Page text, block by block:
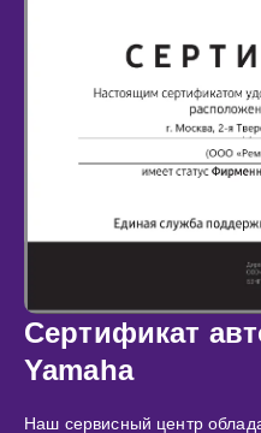
Сертификат
Yamaha
Наш сервисный центр